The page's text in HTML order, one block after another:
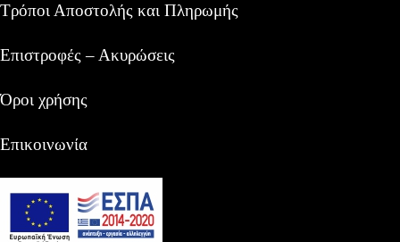
Τρόποι Αποστολής και Πληρωμής
Επιστροφές – Ακυρώσεις
Όροι χρήσης
Επικοινωνία